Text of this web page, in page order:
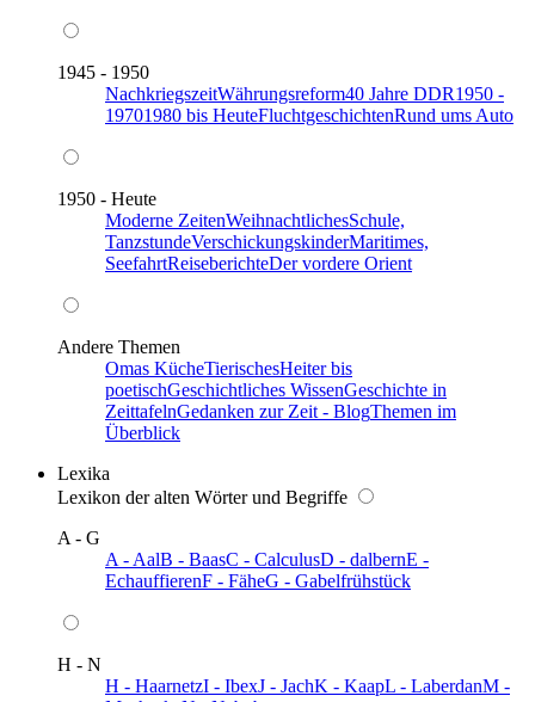
1945 - 1950
NachkriegszeitWährungsreform40 Jahre DDR1950 -
19701980 bis HeuteFluchtgeschichtenRund ums Auto
1950 - Heute
Moderne ZeitenWeihnachtlichesSchule,
TanzstundeVerschickungskinderMaritimes,
SeefahrtReiseberichteDer vordere Orient
Andere Themen
Omas KücheTierischesHeiter bis
poetischGeschichtliches WissenGeschichte in
ZeittafelnGedanken zur Zeit - BlogThemen im
Überblick
Lexika
Lexikon der alten Wörter und Begriffe
A - G
A - AalB - BaasC - CalculusD - dalbernE -
EchauffierenF - FäheG - Gabelfrühstück
H - N
H - HaarnetzI - IbexJ - JachK - KaapL - LaberdanM -